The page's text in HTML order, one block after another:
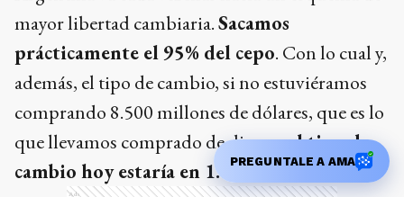
mayor libertad cambiaria.Sacamos
prácticamente el 95% del cepo. Con lo cual y,
además, el tipo de cambio, si no estuviéramos
comprando 8.500 millones de dólares, que es lo
que llevamos comprado de dinero,el tipo de
cambio hoy estaría en 1.100".
Ads
PREGUNTALE A AMA